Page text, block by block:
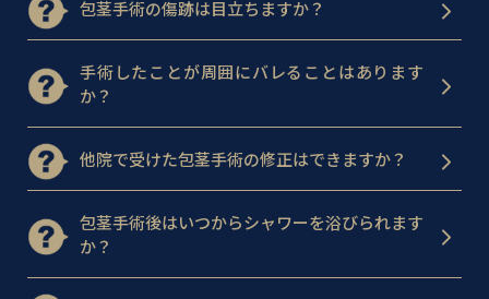
包茎手術の傷跡は目立ちますか？
手術したことが周囲にバレることはあります
か？
他院で受けた包茎手術の修正はできますか？
包茎手術後はいつからシャワーを浴びられます
か？